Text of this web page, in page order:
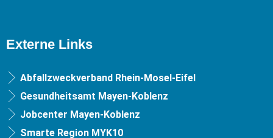
Externe Links
Abfallzweckverband Rhein-Mosel-Eifel
Gesundheitsamt Mayen-Koblenz
Jobcenter Mayen-Koblenz
Smarte Region MYK10